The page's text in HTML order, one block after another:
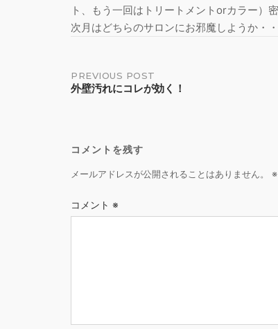
ト、もう一回はトリートメントorカラー）
次月はどちらのサロンにお邪魔しようか・
Post
PREVIOUS POST
外壁汚れにコレが効く！
コメントを残す
メールアドレスが公開されることはありません。 ※
コメント ※